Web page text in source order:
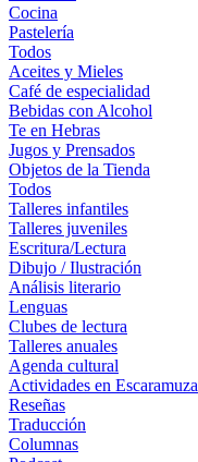
Cocina
Pastelería
Todos
Aceites y Mieles
Café de especialidad
Bebidas con Alcohol
Te en Hebras
Jugos y Prensados
Objetos de la Tienda
Todos
Talleres infantiles
Talleres juveniles
Escritura/Lectura
Dibujo / Ilustración
Análisis literario
Lenguas
Clubes de lectura
Talleres anuales
Agenda cultural
Actividades en Escaramuza
Reseñas
Traducción
Columnas